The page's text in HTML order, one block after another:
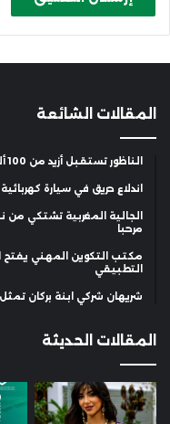
المقالات الشائعة
الناظور تستقبل أزيد من 100 ألف سائح سنوياً وتحتاج لتعزيز طاقتها الفندقية
اندلاع حريق في سيارة
الجالية المغربية تشتكي
مرحبا
مكتب التكوين المهني
التطبيقي
شريهان شركي ابنة بركان
المقالات الحديثة